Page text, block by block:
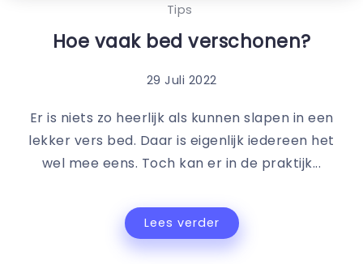
Tips
Hoe vaak bed verschonen?
29 Juli 2022
Er is niets zo heerlijk als kunnen slapen in een
lekker vers bed. Daar is eigenlijk iedereen het
wel mee eens. Toch kan er in de praktijk...
Lees verder